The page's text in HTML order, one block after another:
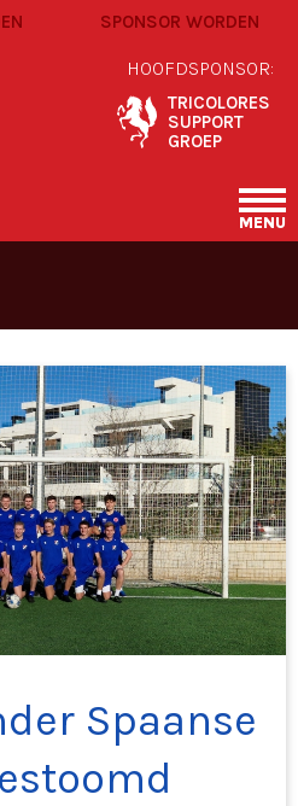
SPONSOR WORDEN
HOOFDSPONSOR:
TRICOLORES
SUPPORT
GROEP
MENU
Spaanse